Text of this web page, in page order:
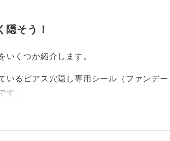
隠そう！
いくつか紹介します。
いるピアス穴隠し専用シール（ファンデー
す。